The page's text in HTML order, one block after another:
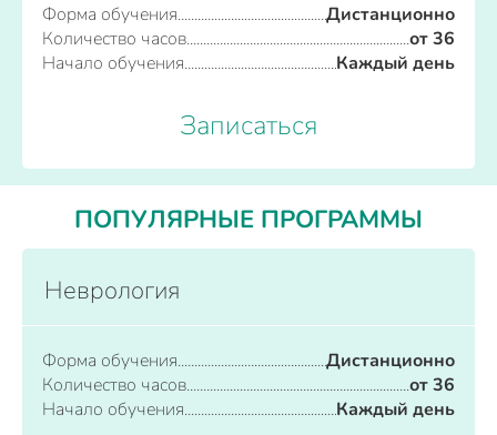
Форма обучения
Дистанционно
Количество часов
от 36
Начало обучения
Каждый день
Записаться
ПОПУЛЯРНЫЕ ПРОГРАММЫ
Неврология
Форма обучения
Дистанционно
Количество часов
от 36
Начало обучения
Каждый день